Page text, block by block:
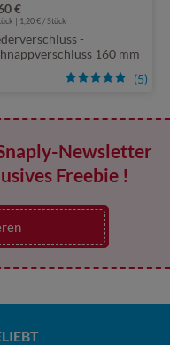
(5)
€
| 1,20 € / Stück
-
160 mm
Newsletter
Freebie !